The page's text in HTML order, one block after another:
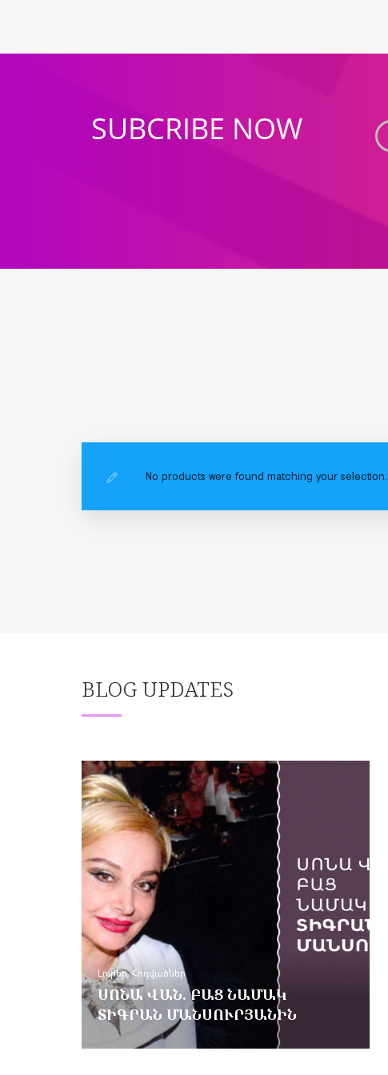
SUBCRIBE NOW
No products were found matching your selection.
BLOG UPDATES
Գլխավոր Էջ Լուրեր
ԲԱՆԱՍՏԵՂԾՈՒԹՅՈՒՆՆԵՐ
ՊԱՏԵՐԱԶՄԻ ՄԱՍԻՆ. ԳՈՌ
ԵՓՐԵՄՅԱՆ